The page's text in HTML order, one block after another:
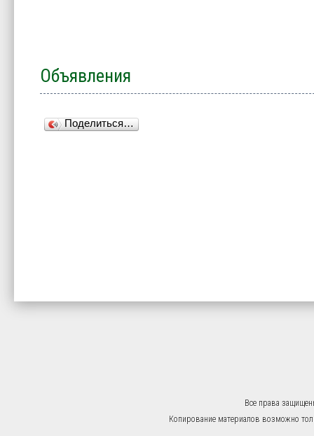
Объявления
Поделиться…
Все права
Копирование материалов возможно